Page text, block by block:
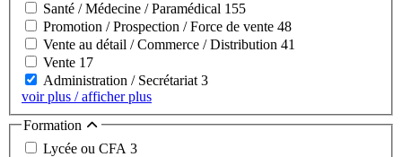
Santé / Médecine / Paramédical 155
Promotion / Prospection / Force de vente 48
Vente au détail / Commerce / Distribution 41
Vente 17
Administration / Secrétariat3
voir plus / afficher plus
Formation
Lycée ou CFA 3